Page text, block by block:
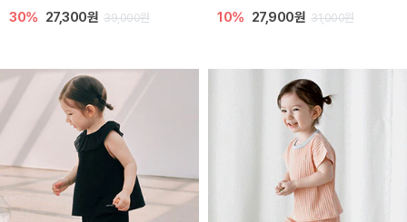
30% 27,300원 39,000원 10% 27,900원 31,000원